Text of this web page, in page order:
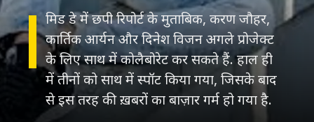
मिड डे में छपी रिपोर्ट के मुताबिक, करण जौहर,
कार्तिक आर्यन और दिनेश विजन अगले प्रोजेक्ट
के लिए साथ में कोलैबोरेट कर सकते हैं. हाल ही
में तीनों को साथ में स्पॉट किया गया, जिसके बाद